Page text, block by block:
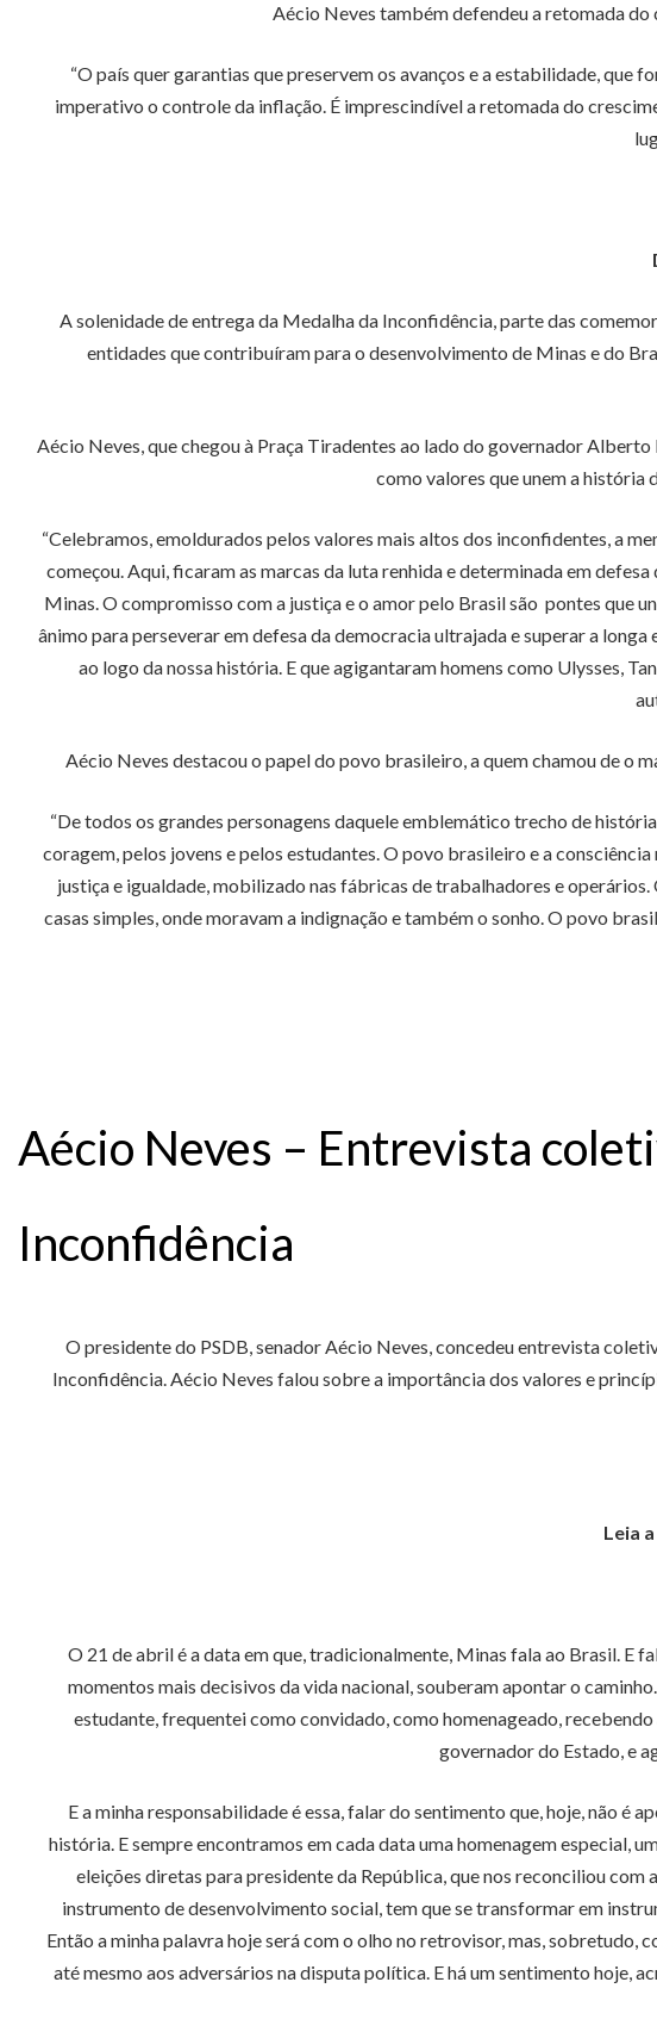
Aécio Neves também defendeu a retomada
“O país quer garantias que preservem os avanços e a estabilidade,
imperativo o controle da inflação. É imprescindível a retomada do
Asolenidade de entrega da Medalha da Inconfidência, parte das
entidades que contribuíram para o desenvolvimento de Minas e do
Aécio Neves, que chegou à Praça Tiradentes ao lado do governador
como valores que unem a história
“Celebramos, emoldurados pelos valores mais altos dos inconfidentes, a
começou. Aqui, ficaram as marcas da luta renhida e determinada em
Minas. O compromisso com a justiça e o amor pelo Brasil são pontes que
ânimo para perseverar em defesa da democracia ultrajada e superar a
ao logo da nossa história. E que agigantaram homens como Ulysses,
Aécio Neves destacou o papel do povo brasileiro, a quem chamou de o
“De todos os grandes personagens daquele emblemático trecho de
coragem, pelos jovens e pelos estudantes. O povo brasileiro e a
justiça e igualdade, mobilizado nas fábricas de trabalhadores e
casas simples, onde moravam a indignação e também o sonho. O povo
Aécio Neves – Entrevista
Inconfidência
O presidente do PSDB, senador Aécio Neves, concedeu entrevista
Inconfidência. Aécio Neves falou sobre a importância dos valores e
Leia
O 21 de abril é a data em que, tradicionalmente, Minas fala ao Brasil. E
momentos mais decisivos da vida nacional, souberam apontar o
estudante, frequentei como convidado, como homenageado,
governador do Estado, e
E a minha responsabilidade é essa, falar do sentimento que, hoje, não é
história. E sempre encontramos em cada data uma homenagem especial,
eleições diretas para presidente da República, que nos reconciliou
instrumento de desenvolvimento social, tem que se transformar em
Então a minha palavra hoje será com o olho no retrovisor, mas,
até mesmo aos adversários na disputa política. E há um sentimento hoje,